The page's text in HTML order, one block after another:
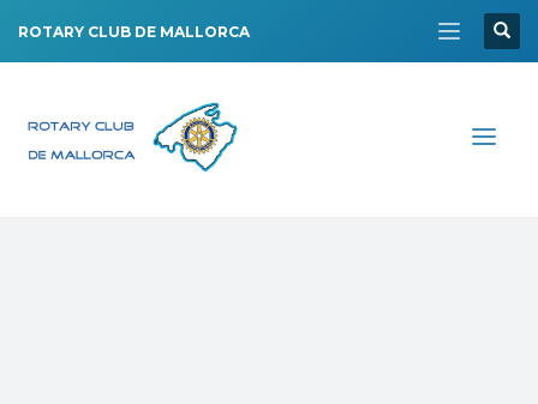
ROTARY CLUB DE MALLORCA